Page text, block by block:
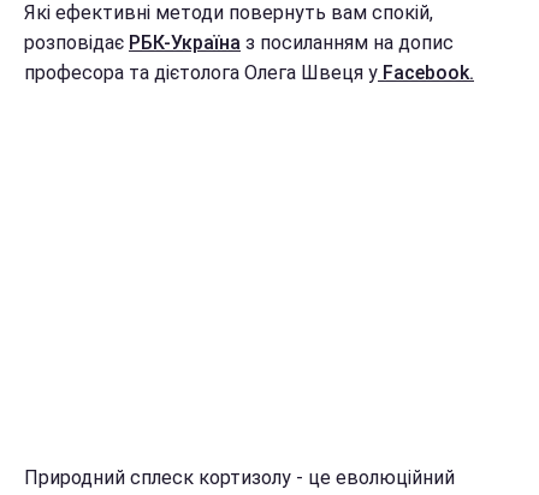
Які ефективні методи повернуть вам спокій,
розповідає РБК-Україна з посиланням на допис
професора та дієтолога Олега Швеця у Facebook.
Природний сплеск кортизолу - це еволюційний